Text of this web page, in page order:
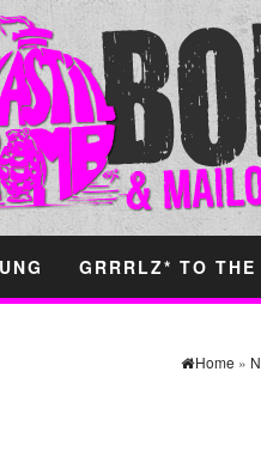
GRRRLZ* TO THE
Home »